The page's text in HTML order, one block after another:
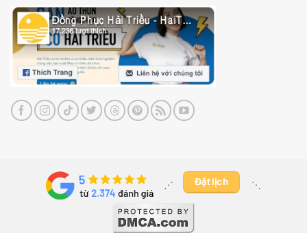
⋰ ​ Đặt lịch ⋱